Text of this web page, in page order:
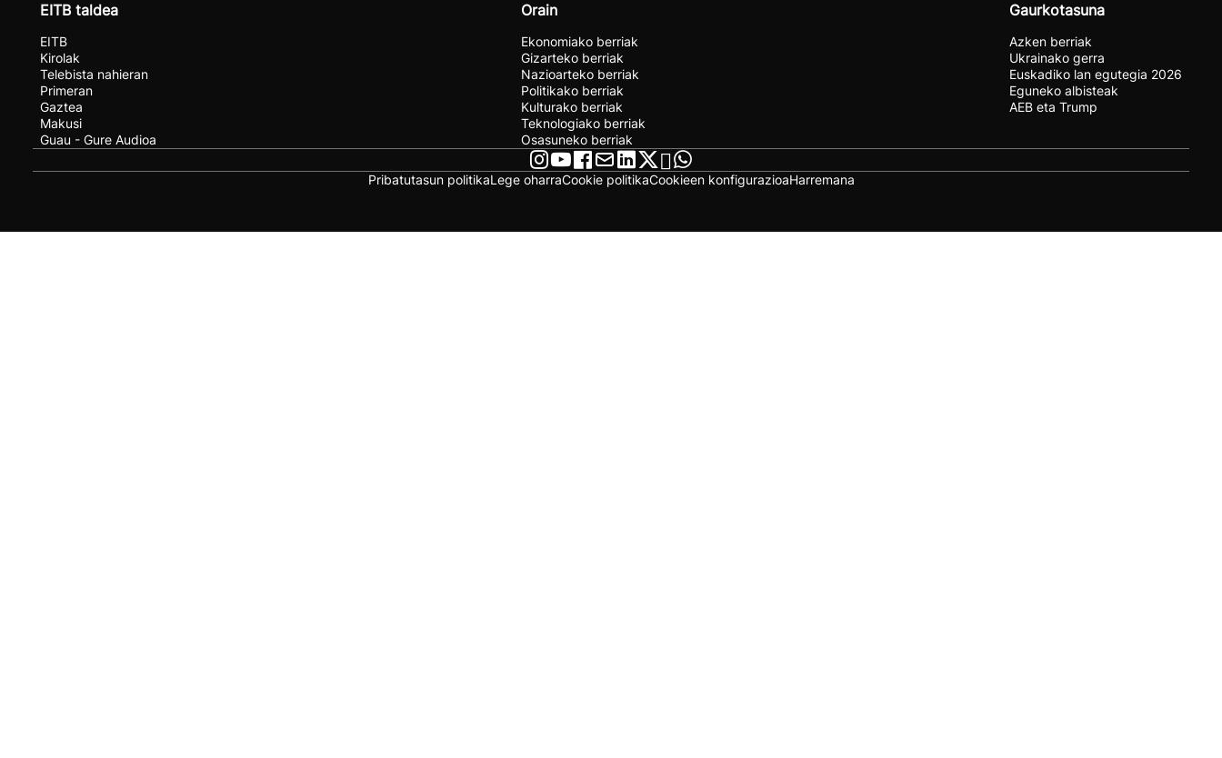
EITB taldea
EITB
Kirolak
Telebista nahieran
Primeran
Gaztea
Makusi
Guau - Gure Audioa
Orain
Ekonomiako berriak
Gizarteko berriak
Nazioarteko berriak
Politikako berriak
Kulturako berriak
Teknologiako berriak
Osasuneko berriak
Gaurkotasuna
Azken berriak
Ukrainako gerra
Euskadiko lan egutegia 2026
Eguneko albisteak
AEB eta Trump
Pribatutasun politikaLege oharraCookie politikaCookieen konfigurazioaHarremana